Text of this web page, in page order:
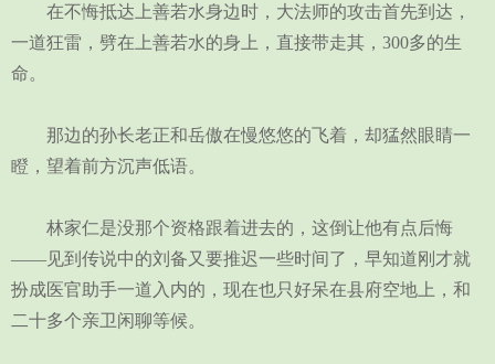
在不悔抵达上善若水身边时，大法师的攻击首先到达，
一道狂雷，劈在上善若水的身上，直接带走其，300多的生
命。
那边的孙长老正和岳傲在慢悠悠的飞着，却猛然眼睛一
瞪，望着前方沉声低语。
林家仁是没那个资格跟着进去的，这倒让他有点后悔
——见到传说中的刘备又要推迟一些时间了，早知道刚才就
扮成医官助手一道入内的，现在也只好呆在县府空地上，和
二十多个亲卫闲聊等候。